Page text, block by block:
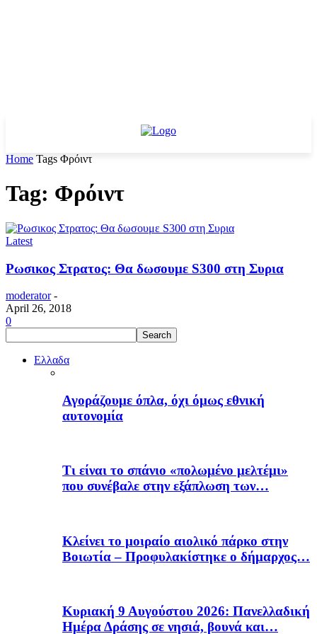
Home Tags Φρόιντ
Tag: Φρόιντ
Latest
Ρωσικος Στρατος: Θα δωσουμε S300 στη Συρια
moderator -
April 26, 2018
0
Ελλαδα
Αγοράζουμε όπλα, όχι όμως εθνική
αυτονομία
Τι είναι το σπάνιο «πολωμένο μελτέμι»
που συνέβαλε στην εξάπλωση των…
Κλείνει το μοιραίο αιολικό πάρκο στην
Βοιωτία – Προφυλακίστηκε ο δήμαρχος…
Κυριακή 9 Αυγούστου 2026: Πανελλαδική
Ημέρα Δράσης σε νησιά, βουνά και…